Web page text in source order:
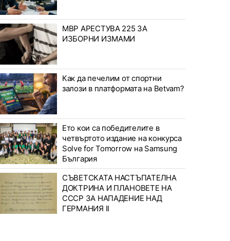
МВР АРЕСТУВА 225 ЗА
ИЗБОРНИ ИЗМАМИ
Как да печелим от спортни
залози в платформата на Betvam?
Ето кои са победителите в
четвъртото издание на конкурса
Solve for Tomorrow на Samsung
България
СЪВЕТСКАТА НАСТЪПАТЕЛНА
ДОКТРИНА И ПЛАНОВЕТЕ НА
СССР ЗА НАПАДЕНИЕ НАД
ГЕРМАНИЯ II